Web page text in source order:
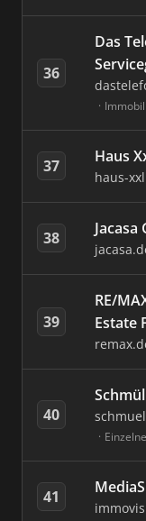
36
Das
37 Haus
haus-
38 Jacasa
39
RE/
Estate
40
41